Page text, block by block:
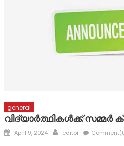
പ്രളയബാധിത പൂഞ്ഞാർ
പൊതുമരാമത്ത് മന്ത്രി പി.കെ.
പ്രതിഷേധാർഹം ബി ജെ പി
ഈരാറ്റുപേട്ട-വാഗമൺ
general
വിദ്യാർത്ഥികൾക്ക് സമ്മർ
Posted
April 9, 2024 Author
editor